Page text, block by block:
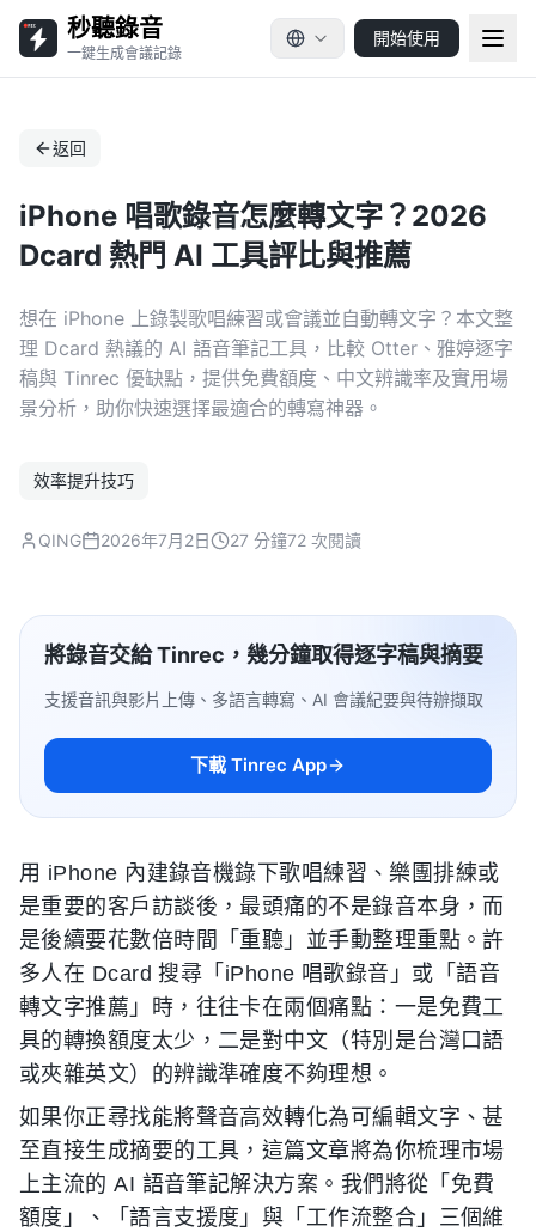
秒聽錄音
一鍵生成會議記錄
開始使用
返回
iPhone 唱歌錄音怎麼轉文字？2026
Dcard 熱門 AI 工具評比與推薦
想在 iPhone 上錄製歌唱練習或會議並自動轉文字？本文整
理 Dcard 熱議的 AI 語音筆記工具，比較 Otter、雅婷逐字
稿與 Tinrec 優缺點，提供免費額度、中文辨識率及實用場
景分析，助你快速選擇最適合的轉寫神器。
效率提升技巧
QING 2026年7月2日 27 分鐘72 次閱讀
將錄音交給 Tinrec，幾分鐘取得逐字稿與摘要
支援音訊與影片上傳、多語言轉寫、AI 會議紀要與待辦擷取
下載 Tinrec App
用 iPhone 內建錄音機錄下歌唱練習、樂團排練或
是重要的客戶訪談後，最頭痛的不是錄音本身，而
是後續要花數倍時間「重聽」並手動整理重點。許
多人在 Dcard 搜尋「iPhone 唱歌錄音」或「語音
轉文字推薦」時，往往卡在兩個痛點：一是免費工
具的轉換額度太少，二是對中文（特別是台灣口語
或夾雜英文）的辨識準確度不夠理想。
如果你正尋找能將聲音高效轉化為可編輯文字、甚
至直接生成摘要的工具，這篇文章將為你梳理市場
上主流的 AI 語音筆記解決方案。我們將從「免費
額度」、「語言支援度」與「工作流整合」三個維